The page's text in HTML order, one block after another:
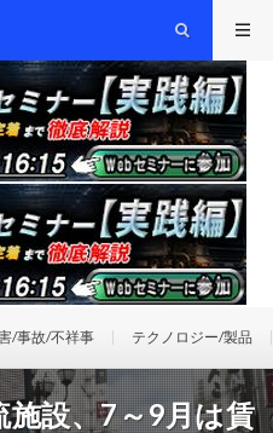
/事故/不祥事 テクノロジー/製品
施設、7～9月は賃